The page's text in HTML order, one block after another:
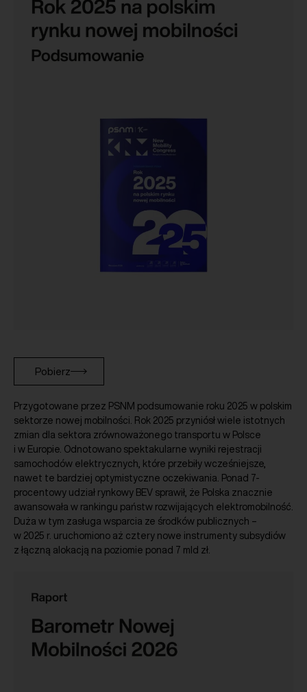
Pobierz
Przygotowane przez PSNM podsumowanie roku 2025 w polskim
sektorze nowej mobilności. Rok 2025 przyniósł wiele istotnych
zmian dla sektora zrównoważonego transportu w Polsce
i w Europie. Odnotowano spektakularne wyniki rejestracji
samochodów elektrycznych, które przebiły wcześniejsze,
nawet te bardziej optymistyczne oczekiwania. Ponad 7-
procentowy udział rynkowy BEV sprawił, że Polska znacznie
awansowała w rankingu państw rozwijających elektromobilność.
Duża w tym zasługa wsparcia ze środków publicznych –
w 2025 r. uruchomiono aż cztery nowe instrumenty subsydiów
z łączną alokacją na poziomie ponad 7 mld zł.